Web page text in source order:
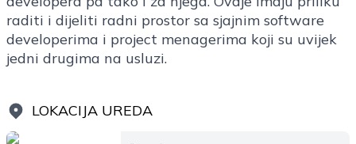
LOKACIJA UREDA
raditi i dijeliti radni prostor sa sjajnim software
developerima i project menagerima koji su uvijek
jedni drugima na usluzi.